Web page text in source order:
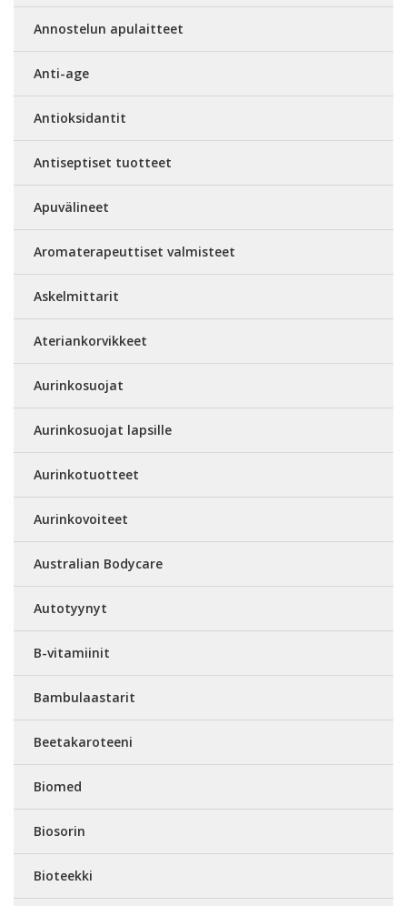
Annostelun apulaitteet
Anti-age
Antioksidantit
Antiseptiset tuotteet
Apuvälineet
Aromaterapeuttiset valmisteet
Askelmittarit
Ateriankorvikkeet
Aurinkosuojat
Aurinkosuojat lapsille
Aurinkotuotteet
Aurinkovoiteet
Australian Bodycare
Autotyynyt
B-vitamiinit
Bambulaastarit
Beetakaroteeni
Biomed
Biosorin
Bioteekki